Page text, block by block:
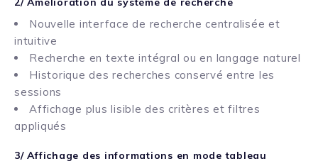
Nouvelle interface de recherche centralisée et
intuitive
Recherche en texte intégral ou en langage naturel
Historique des recherches conservé entre les
sessions
Affichage plus lisible des critères et filtres
appliqués
3/ Affichage des informations en mode tableau